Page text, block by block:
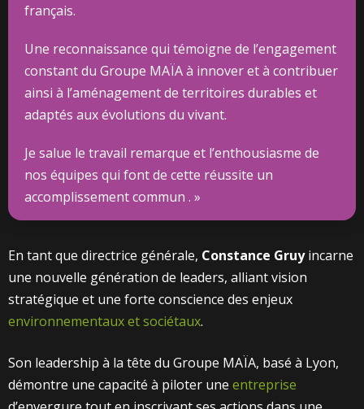
français.
Une reconnaissance qui témoigne de l’engagement
constant du Groupe MAÏA à innover et à contribuer
ainsi à l’aménagement de territoires durables et
adaptés aux évolutions du vivant.
Je salue le travail remarque et l’enthousiasme de
nos équipes qui font de cette réussite un
accomplissement commun . »
En tant que directrice générale, Constance Gruyincarne
une nouvelle génération de leaders, alliant vision
stratégique et une forte conscience des enjeux
environnementaux et sociétaux.
Son leadership à la tête du Groupe MAÏA, basé à Lyon,
démontre une capacité à piloter une entreprise